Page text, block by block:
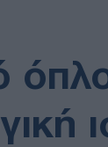
ΥΓΕΙΑ
ΑΡΘΡΟΓΡΑΦΙΑ